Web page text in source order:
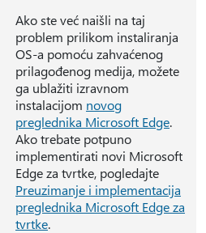
Ako ste već naišli na taj
problem prilikom instaliranja
OS-a pomoću zahvaćenog
prilagođenog medija, možete
ga ublažiti izravnom
instalacijom novog
preglednika Microsoft Edge.
Ako trebate potpuno
implementirati novi Microsoft
Edge za tvrtke, pogledajte
Preuzimanje i implementacija
preglednika Microsoft Edge za
tvrtke.